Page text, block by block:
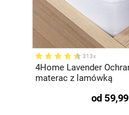
313x
4Home Lavender
materac z lamówką
od